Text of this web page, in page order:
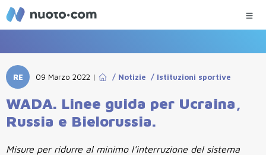
RE 09 Marzo 2022 | / Notizie / Istituzioni sportive
WADA. Linee guida per Ucraina,
Russia e Bielorussia.
Misure per ridurre al minimo l'interruzione del sistema